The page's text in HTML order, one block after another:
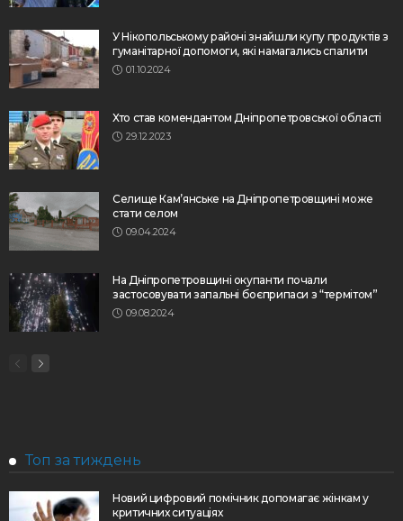
У Нікопольському районі знайшли купу продуктів з
гуманітарної допомоги, які намагались спалити
01.10.2024
Хто став комендантом Дніпропетровської області
29.12.2023
Селище Кам’янське на Дніпропетровщині може
стати селом
09.04.2024
На Дніпропетровщині окупанти почали
застосовувати запальні боєприпаси з “термітом”
09.08.2024
Топ за тиждень
Новий цифровий помічник допомагає жінкам у
критичних ситуаціях